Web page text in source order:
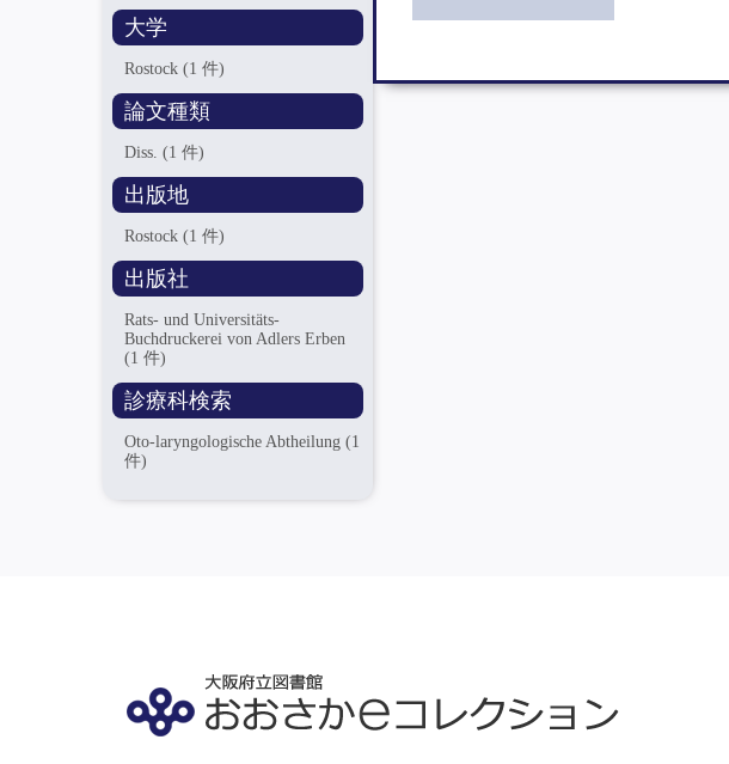
大学
Rostock(1 件)
論文種類
Diss.(1 件)
出版地
Rostock(1 件)
出版社
Rats- und Universitäts-
Buchdruckerei von Adlers Erben
(1 件)
診療科検索
Oto-laryngologische Abtheilung(1
件)